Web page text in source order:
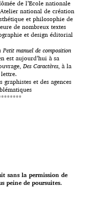
de l’Ecole nationale
national de création
et philosophie de
de nombreux textes
et design éditorial
Petit manuel de composition
est aujourd’hui à sa
Des Caractères, à la
et des agences
sans la permission de
peine de poursuites.